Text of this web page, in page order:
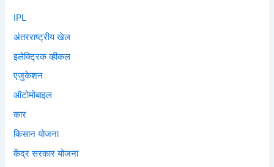
IPL
अंतरराष्ट्रीय खेल
इलेक्ट्रिक व्हीकल
एजुकेशन
ऑटोमोबाइल
कार
किसान योजना
केंद्र सरकार योजना